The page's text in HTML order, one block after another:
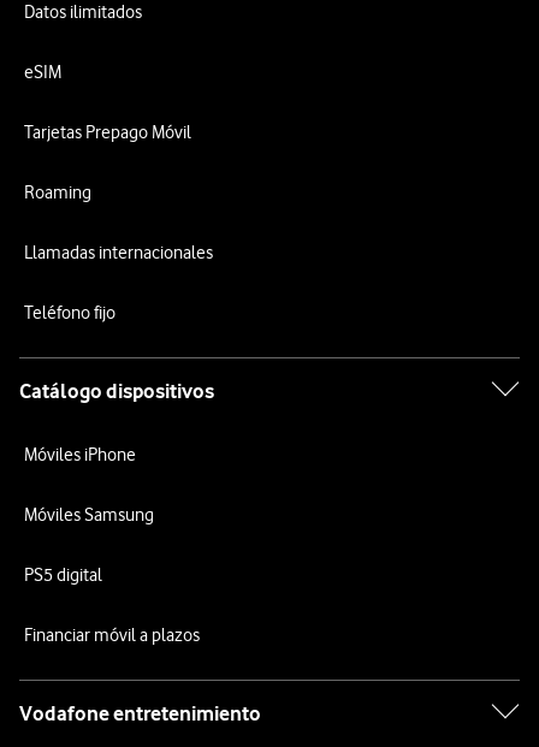
Datos ilimitados
eSIM
Tarjetas Prepago Móvil
Roaming
Llamadas internacionales
Teléfono fijo
Catálogo dispositivos
Móviles iPhone
Móviles Samsung
PS5 digital
Financiar móvil a plazos
Vodafone entretenimiento